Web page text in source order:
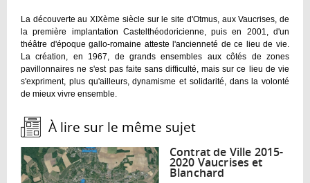
La découverte au XIXème siècle sur le site d'Otmus, aux Vaucrises, de
la première implantation Castelthéodoricienne, puis en 2001, d'un
théâtre d'époque gallo-romaine atteste l'ancienneté de ce lieu de vie.
La création, en 1967, de grands ensembles aux côtés de zones
pavillonnaires ne s'est pas faite sans difficulté, mais sur ce lieu de vie
s'expriment, plus qu'ailleurs, dynamisme et solidarité, dans la volonté
de mieux vivre ensemble.
À lire sur le même sujet :
Contrat de Ville 2015-
2020 Vaucrises et
Blanchard